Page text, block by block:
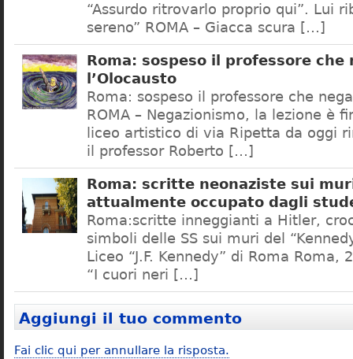
“Assurdo ritrovarlo proprio qui”. Lui
sereno” ROMA – Giacca scura […]
Roma: sospeso il professore che
l’Olocausto
Roma: sospeso il professore che
ROMA – Negazionismo, la lezione è
liceo artistico di via Ripetta da oggi
il professor Roberto […]
Roma: scritte neonaziste sui
attualmente occupato dagli
Roma:scritte inneggianti a Hitler,
simboli delle SS sui muri del
Liceo “J.F. Kennedy” di Roma Roma,
“I cuori neri […]
Aggiungi il tuo commento
Fai clic qui per annullare la risposta.